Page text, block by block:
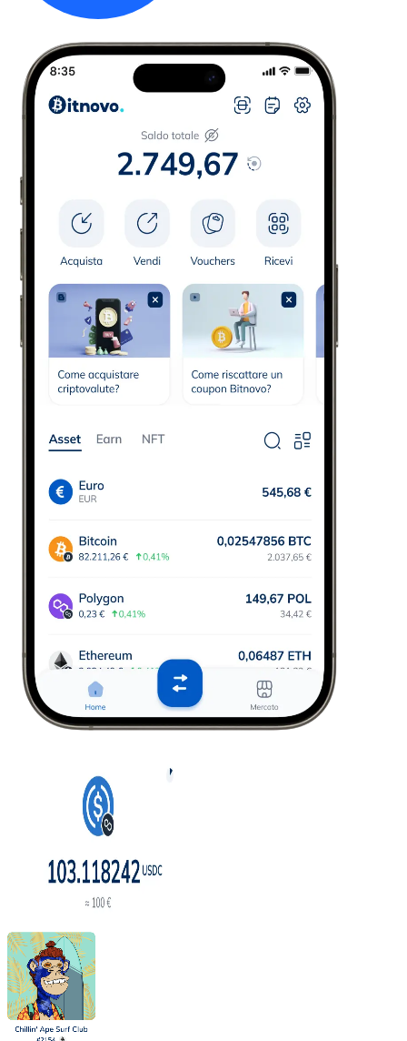
Usa le carte Visa e Mastercard per acquistare
Acquista con carta
Negozio - Carte regalo
Acquista gift card dei tuoi marchi preferiti con